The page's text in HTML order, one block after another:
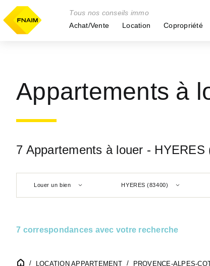
Tous nos conseils immo
Achat/Vente
Location Copropriété
Appartements à
7 Appartements à louer - HYERES
Louer un bien HYERES (83400)
7 correspondances avec votre recherche
LOCATION APPARTEMENT PROVENCE-ALPES-